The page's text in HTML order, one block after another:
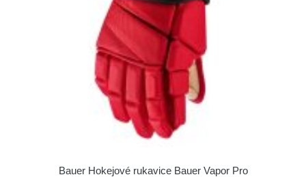
Bauer Hokejové rukavice Bauer Vapor Pro